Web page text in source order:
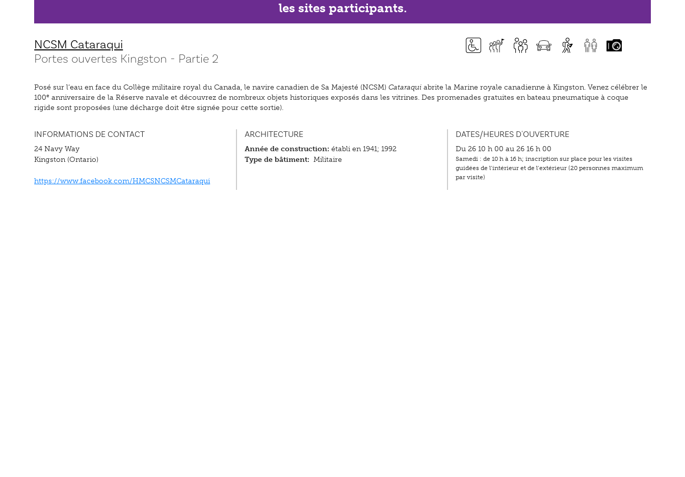
les sites participants.
NCSM Cataraqui
Portes ouvertes Kingston - Partie 2
Posé sur l’eau en face du Collège militaire royal du Canada, le navire canadien de Sa Majesté (NCSM) Cataraquiabrite la Marine royale canadienne à Kingston. Venez célébrer le
100e anniversaire de la Réserve navale et découvrez de nombreux objets historiques exposés dans les vitrines. Des promenades gratuites en bateau pneumatique à coque
rigide sont proposées (une décharge doit être signée pour cette sortie).
INFORMATIONS DE CONTACT
24 Navy Way
Kingston (Ontario)
https://www.facebook.com/HMCSNCSMCataraqui
ARCHITECTURE
Année de construction: établi en 1941; 1992
Type de bâtiment: Militaire
DATES/HEURES D'OUVERTURE
Du 26 10 h 00 au 26 16 h 00
Samedi : de 10 h à 16 h; inscription sur place pour les visites
guidées de l’intérieur et de l’extérieur (20 personnes maximum
par visite)